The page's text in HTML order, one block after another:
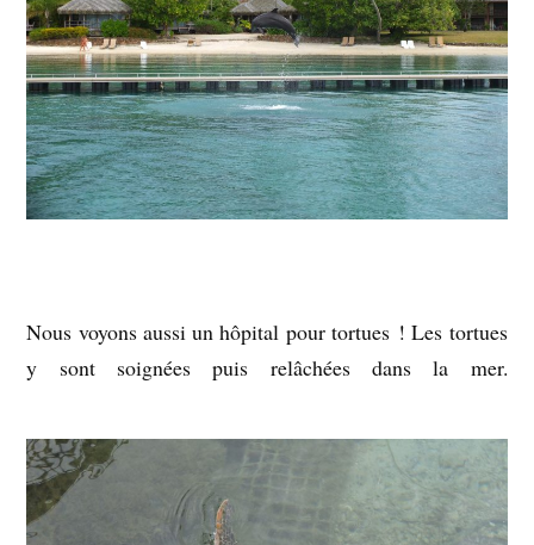
Nous voyons aussi un hôpital pour tortues ! Les tortues
y sont soignées puis relâchées dans la mer.